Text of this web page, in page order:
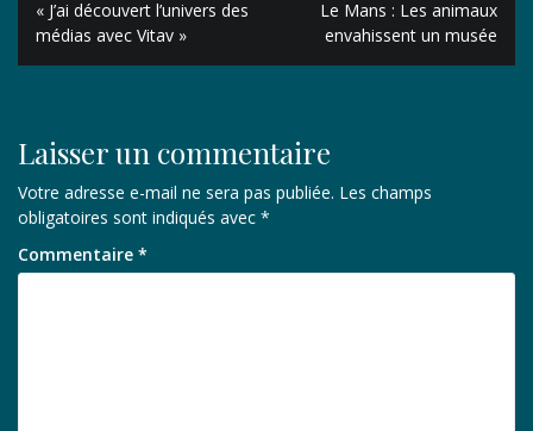
de
l’article
« J’ai découvert l’univers des
médias avec Vitav »
Le Mans : Les animaux
envahissent un musée
Laisser un commentaire
Votre adresse e-mail ne sera pas publiée. Les champs
obligatoires sont indiqués avec *
Commentaire *